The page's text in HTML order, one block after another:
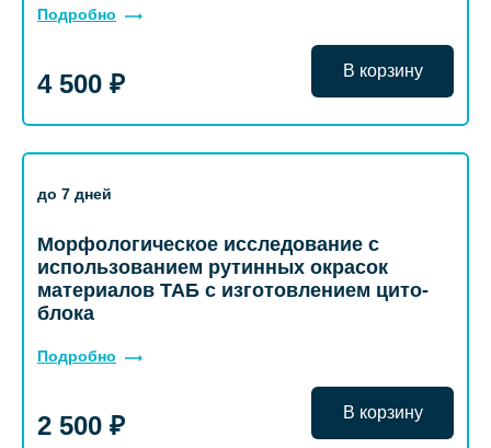
Подробно
4 500 ₽ В корзину
до 7 дней
Морфологическое исследование с
использованием рутинных окрасок
материалов ТАБ с изготовлением цито-
блока
Подробно
2 500 ₽ В корзину